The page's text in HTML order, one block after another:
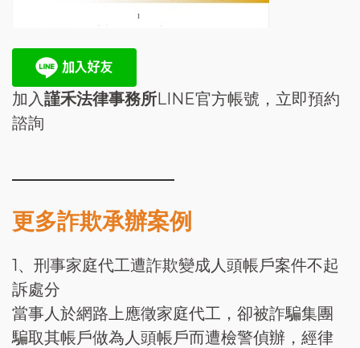
加入謹禾法律事務所LINE官方帳號，立即預約
諮詢
更多詐欺承辦案例
1、刑事家庭代工遭詐欺變成人頭帳戶案件不起
訴處分
當事人於網路上應徵家庭代工，卻被詐騙集團
騙取其帳戶做為人頭帳戶而遭檢警偵辦，經律